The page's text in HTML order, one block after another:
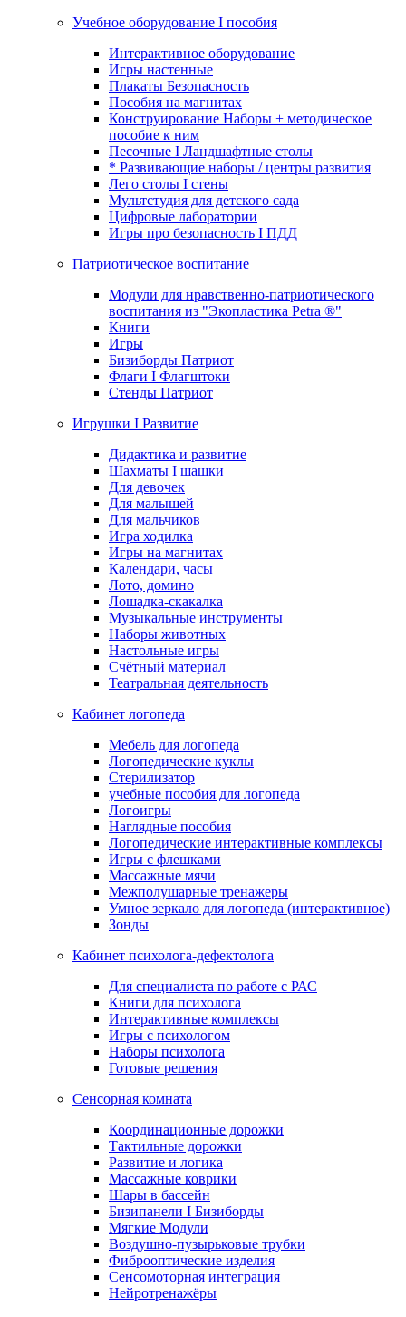
Учебное оборудование I пособия
Интерактивное оборудование
Игры настенные
Плакаты Безопасность
Пособия на магнитах
Конструирование Наборы + методическое
пособие к ним
Песочные I Ландшафтные столы
* Развивающие наборы / центры развития
Лего столы I стены
Мультстудия для детского сада
Цифровые лаборатории
Игры про безопасность I ПДД
Патриотическое воспитание
Модули для нравственно-патриотического
воспитания из "Экопластика Petra ®"
Книги
Игры
Бизиборды Патриот
Флаги I Флагштоки
Стенды Патриот
Игрушки I Развитие
Дидактика и развитие
Шахматы I шашки
Для девочек
Для малышей
Для мальчиков
Игра ходилка
Игры на магнитах
Календари, часы
Лото, домино
Лошадка-скакалка
Музыкальные инструменты
Наборы животных
Настольные игры
Счётный материал
Театральная деятельность
Кабинет логопеда
Мебель для логопеда
Логопедические куклы
Стерилизатор
учебные пособия для логопеда
Логоигры
Наглядные пособия
Логопедические интерактивные комплексы
Игры с флешками
Массажные мячи
Межполушарные тренажеры
Умное зеркало для логопеда (интерактивное)
Зонды
Кабинет психолога-дефектолога
Для специалиста по работе с РАС
Книги для психолога
Интерактивные комплексы
Игры с психологом
Наборы психолога
Готовые решения
Сенсорная комната
Координационные дорожки
Тактильные дорожки
Развитие и логика
Массажные коврики
Шары в бассейн
Бизипанели I Бизиборды
Мягкие Модули
Воздушно-пузырьковые трубки
Фиброоптические изделия
Сенсомоторная интеграция
Нейротренажёры